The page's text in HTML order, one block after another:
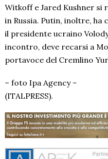
Witkoff e Jared Kushner si
in Russia. Putin, inoltre,
il presidente ucraino
incontro, deve recarsi a
portavoce del Cremlino
– foto Ipa Agency –
(ITALPRESS).